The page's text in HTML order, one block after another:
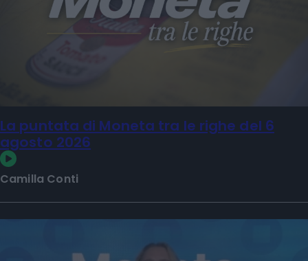
La puntata di Moneta tra le righe del 6
agosto 2026
Camilla Conti